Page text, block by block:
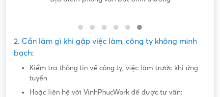
2. Cần làm gì khi gặp việc làm, công ty không minh
bạch:
Kiểm tra thông tin về công ty, việc làm trước khi ứng
tuyển
Hoặc liên hệ với VinhPhucWork để được tư vấn: